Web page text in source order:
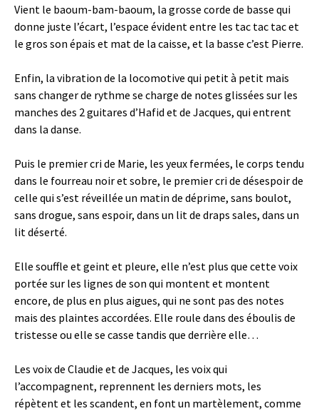
Vient le baoum-bam-baoum, la grosse corde de basse qui
donne juste l’écart, l’espace évident entre les tac tac tac et
le gros son épais et mat de la caisse, et la basse c’est Pierre.
Enfin, la vibration de la locomotive qui petit à petit mais
sans changer de rythme se charge de notes glissées sur les
manches des 2 guitares d’Hafid et de Jacques, qui entrent
dans la danse.
Puis le premier cri de Marie, les yeux fermées, le corps tendu
dans le fourreau noir et sobre, le premier cri de désespoir de
celle qui s’est réveillée un matin de déprime, sans boulot,
sans drogue, sans espoir, dans un lit de draps sales, dans un
lit déserté.
Elle souffle et geint et pleure, elle n’est plus que cette voix
portée sur les lignes de son qui montent et montent
encore, de plus en plus aigues, qui ne sont pas des notes
mais des plaintes accordées. Elle roule dans des éboulis de
tristesse ou elle se casse tandis que derrière elle…
Les voix de Claudie et de Jacques, les voix qui
l’accompagnent, reprennent les derniers mots, les
répètent et les scandent, en font un martèlement, comme